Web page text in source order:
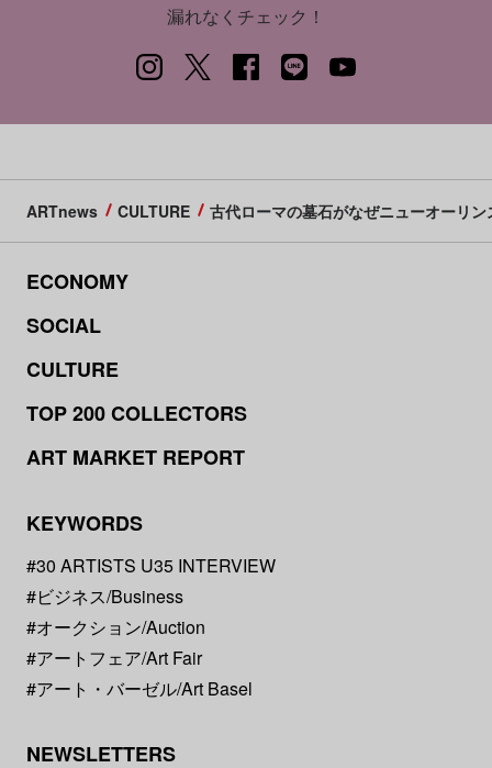
漏れなくチェック！
ARTnews CULTURE 古代ローマの墓石がなぜニューオーリ
ECONOMY
SOCIAL
CULTURE
TOP 200 COLLECTORS
ART MARKET REPORT
KEYWORDS
#30 ARTISTS U35 INTERVIEW
#ビジネス/Business
#オークション/Auction
#アートフェア/Art Fair
#アート・バーゼル/Art Basel
NEWSLETTERS